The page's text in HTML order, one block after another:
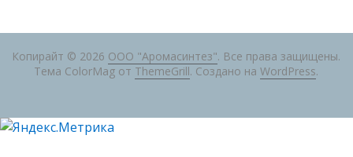
Копирайт © 2026 ООО "Аромасинтез". Все права защищены.
Тема ColorMag от ThemeGrill. Создано наWordPress.